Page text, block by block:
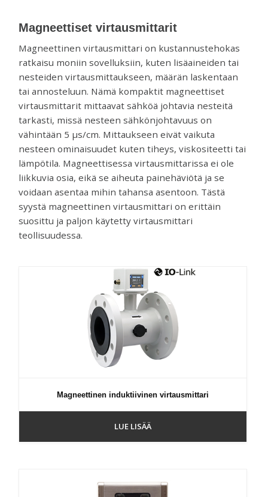
ja
Magneettiset virtausmittarit
Magneettinen virtausmittari on kustannustehokas
ratkaisu moniin sovelluksiin, kuten lisäaineiden tai
nesteiden virtausmittaukseen, määrän laskentaan
tai annosteluun. Nämä kompaktit magneettiset
virtausmittarit mittaavat sähköä johtavia nesteitä
tarkasti, missä nesteen sähkönjohtavuus on
vähintään 5 µs/cm. Mittaukseen eivät vaikuta
nesteen ominaisuudet kuten tiheys, viskositeetti tai
lämpötila. Magneettisessa virtausmittarissa ei ole
liikkuvia osia, eikä se aiheuta painehäviötä ja se
voidaan asentaa mihin tahansa asentoon. Tästä
syystä magneettinen virtausmittari on erittäin
suosittu ja paljon käytetty virtausmittari
teollisuudessa.
Magneettinen induktiivinen virtausmittari
LUE LISÄÄ